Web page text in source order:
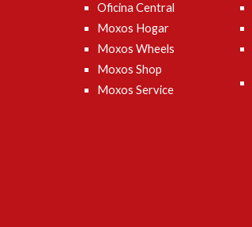
Oficina Central
Moxos Hogar
Moxos Wheels
Moxos Shop
Moxos Service